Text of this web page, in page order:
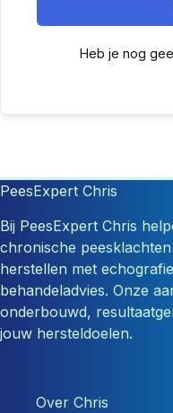
Heb je nog
PeesExpert Chris
Bij PeesExpert Chris
chronische
herstellen met
behandeladvies. Onze
onderbouwd,
jouw hersteldoelen.
Over Chris